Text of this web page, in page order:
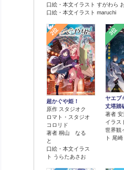
口絵・本文イラスト すがわら
口絵・本文イラスト maruchi
2位
超かぐや姫！
原作 スタジオク
ロマト・スタジオ
コロリド
著者 桐山 なる
と
口絵・本文イラス
ト うらたあさお
3位
ヤエ
丈塔踏
著者 安
イラス
世界観
ト 尾